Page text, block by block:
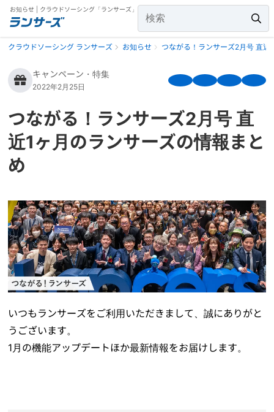
お知らせ | クラウドソーシング「ランサーズ」
クラウドソーシング ランサーズ お知らせ つながる！ランサーズ2月号 直
キャンペーン・特集
2022年2月25日
つながる！ランサーズ2月号 直
近1ヶ月のランサーズの情報まと
め
いつもランサーズをご利用いただきまして、誠にありがと
うございます。
1月の機能アップデートほか最新情報をお届けします。